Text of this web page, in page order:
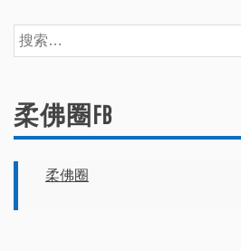
搜
索：
柔佛圈FB
柔佛圈